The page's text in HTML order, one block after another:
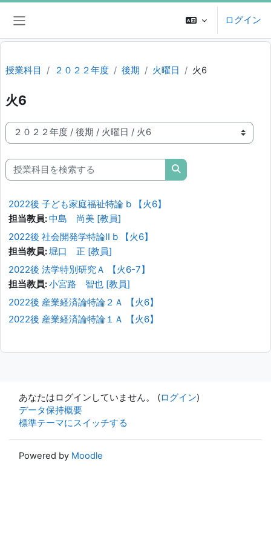
メインコンテンツへスキップする
ログイン
授業科目 ２０２２年度 後期 火曜日 火6
火6
授業科目カテゴリ
授業科目を検索する
授業科目を検索する
2022後 子ども家庭福祉特論 b 【火6】
担当教員:中島 尚美 [教員]
2022後 社会開発学特論Ⅱ b 【火6】
担当教員:堀口 正 [教員]
2022後 法学特別研究Ａ 【火6-7】
担当教員:小宮路 智也 [教員]
2022後 産業経済論特論２Ａ 【火6】
2022後 産業経済論特論１Ａ 【火6】
あなたはログインしていません。 (ログイン)
データ保持概要
標準テーマにスイッチする
Powered by Moodle